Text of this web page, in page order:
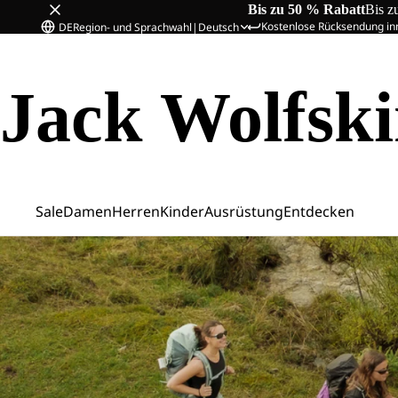
Bis zu 50 % RabattBis
Kostenlose Rücksendung
DERegion- und Sprachwahl| Deutsch
Jack
SaleDamenHerrenKinderAusrüstungEntdecken